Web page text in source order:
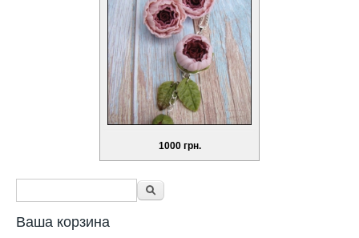
1000 грн.
Форма поиска
Ваша корзина